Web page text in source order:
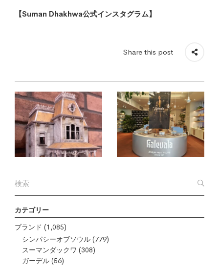
カテゴリー
ブランド (1,085)
シンパシーオブソウル (779)
スーマンダックワ (308)
ガーデル (56)
【Suman Dhakhwa公式インスタグラム】
Share this post